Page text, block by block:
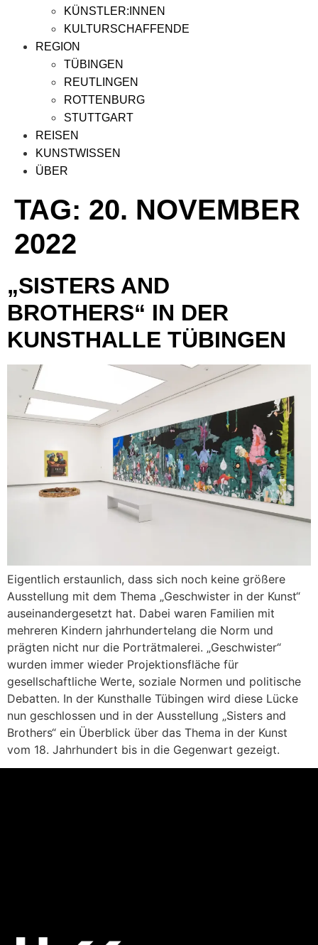
KÜNSTLER:INNEN
KULTURSCHAFFENDE
REGION
TÜBINGEN
REUTLINGEN
ROTTENBURG
STUTTGART
REISEN
KUNSTWISSEN
ÜBER
TAG: 20. NOVEMBER
2022
„SISTERS AND
BROTHERS“ IN DER
KUNSTHALLE TÜBINGEN
Eigentlich erstaunlich, dass sich noch keine größere
Ausstellung mit dem Thema „Geschwister in der Kunst“
auseinandergesetzt hat. Dabei waren Familien mit
mehreren Kindern jahrhundertelang die Norm und
prägten nicht nur die Porträtmalerei. „Geschwister“
wurden immer wieder Projektionsfläche für
gesellschaftliche Werte, soziale Normen und politische
Debatten. In der Kunsthalle Tübingen wird diese Lücke
nun geschlossen und in der Ausstellung „Sisters and
Brothers“ ein Überblick über das Thema in der Kunst
vom 18. Jahrhundert bis in die Gegenwart gezeigt.